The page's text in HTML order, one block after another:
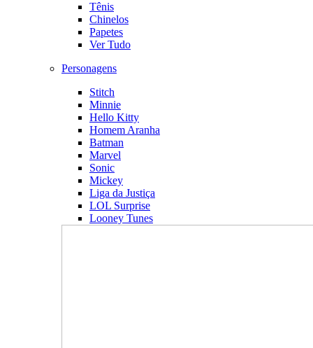
Tênis
Chinelos
Papetes
Ver Tudo
Personagens
Stitch
Minnie
Hello Kitty
Homem Aranha
Batman
Marvel
Sonic
Mickey
Liga da Justiça
LOL Surprise
Looney Tunes